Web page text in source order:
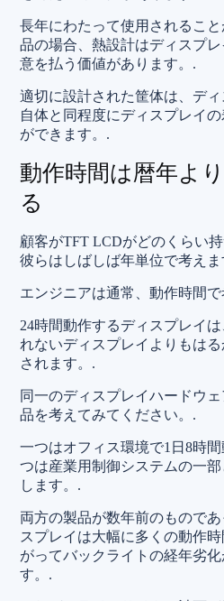
長年にわたって使用されるこ
品の場合、熱設計はディスプ
意を払う価値があります。.
適切に設計された筐体は、デ
自体と同程度にディスプレイ
ができます。.
動作時間は暦年よ
る
顧客がTFT LCDがどのくらい
彼らはしばしば年単位で考えま
エンジニアは通常、動作時間
24時間動作するディスプレイ
れないディスプレイよりもは
されます。.
同一のディスプレイハードウ
品を考えてみてください。.
一つはオフィス環境で1日8時
つは産業用制御システムの一
します。.
両方の製品が数年前のもので
スプレイは大幅に多くの動作
がってバックライトの経年劣
す。.